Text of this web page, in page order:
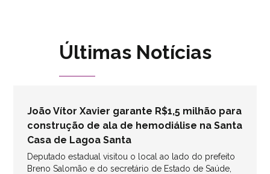
Últimas Notícias
João Vítor Xavier garante R$1,5 milhão para
construção de ala de hemodiálise na Santa
Casa de Lagoa Santa
Deputado estadual visitou o local ao lado do prefeito
Breno Salomão e do secretário de Estado de Saúde,